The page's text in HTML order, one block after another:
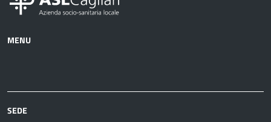
MENU
sanitarie
fare
SEDE